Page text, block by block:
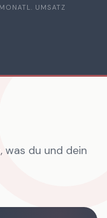
MONATL. UMSATZ
was du und dein